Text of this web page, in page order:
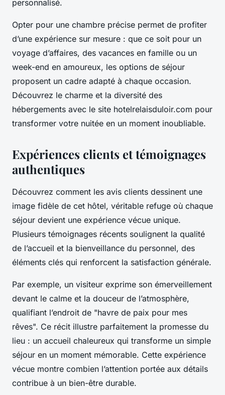
personnalisé.
Opter pour une chambre précise permet de profiter
d’une expérience sur mesure : que ce soit pour un
voyage d’affaires, des vacances en famille ou un
week-end en amoureux, les options de séjour
proposent un cadre adapté à chaque occasion.
Découvrez le charme et la diversité des
hébergements avec le site hotelrelaisduloir.com pour
transformer votre nuitée en un moment inoubliable.
Expériences clients et témoignages
authentiques
Découvrez comment les avis clients dessinent une
image fidèle de cet hôtel, véritable refuge où chaque
séjour devient une expérience vécue unique.
Plusieurs témoignages récents soulignent la qualité
de l’accueil et la bienveillance du personnel, des
éléments clés qui renforcent la satisfaction générale.
Par exemple, un visiteur exprime son émerveillement
devant le calme et la douceur de l’atmosphère,
qualifiant l’endroit de "havre de paix pour mes
rêves". Ce récit illustre parfaitement la promesse du
lieu : un accueil chaleureux qui transforme un simple
séjour en un moment mémorable. Cette expérience
vécue montre combien l’attention portée aux détails
contribue à un bien-être durable.